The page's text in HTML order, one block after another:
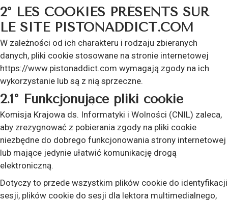
2° LES COOKIES PRÉSENTS SUR
LE SITE PISTONADDICT.COM
W zależności od ich charakteru i rodzaju zbieranych
danych, pliki cookie stosowane na stronie internetowej
https://www.pistonaddict.com wymagają zgody na ich
wykorzystanie lub są z nią sprzeczne.
2.1° Funkcjonujące pliki cookie
Komisja Krajowa ds. Informatyki i Wolności (CNIL) zaleca,
aby zrezygnować z pobierania zgody na pliki cookie
niezbędne do dobrego funkcjonowania strony internetowej
lub mające jedynie ułatwić komunikację drogą
elektroniczną.
Dotyczy to przede wszystkim plików cookie do identyfikacji
sesji, plików cookie do sesji dla lektora multimedialnego,